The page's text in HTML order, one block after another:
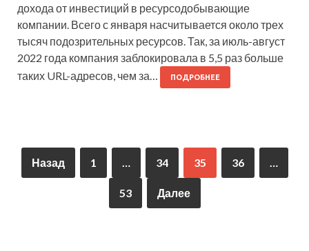
дохода от инвестиций в ресурсодобывающие
компании. Всего с января насчитывается около трех
тысяч подозрительных ресурсов. Так, за июль-август
2022 года компания заблокировала в 5,5 раз больше
таких URL-адресов, чем за…
ПОДРОБНЕЕ
Назад 1 34 35 36
53 Далее